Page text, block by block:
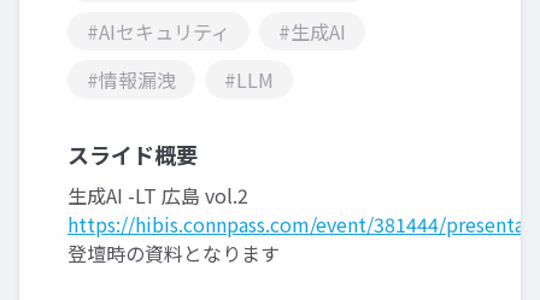
#AIセキュリティ
#生成AI
#情報漏洩
#LLM
スライド概要
生成AI -LT 広島 vol.2
https://hibis.connpass.com/event/381444/
登壇時の資料となります